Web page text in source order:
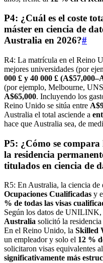
P4: ¿Cuál es el coste
máster en ciencia de
Australia en 2026?#
R4: La matrícula en el Reino
mejores universidades (por
000 £ y 40 000 £
(por ejemplo, Melbourne,
A$65,000. Incluyendo los
Reino Unido se sitúa entre
Australia el total asciende a
hace que Australia sea, de
P5: ¿Cómo se
la residencia
titulados en ciencia de
R5: En Australia, la ciencia de
Ocupaciones Cualificadas y
% de todas las visas
Según los datos de UNILINK,
Australia solicitó la
En el Reino Unido, la Skilled
un empleador y solo el 12 %
solicitaron visas equivalentes
significativamente más